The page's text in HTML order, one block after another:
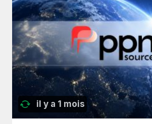
il y a 1 mois